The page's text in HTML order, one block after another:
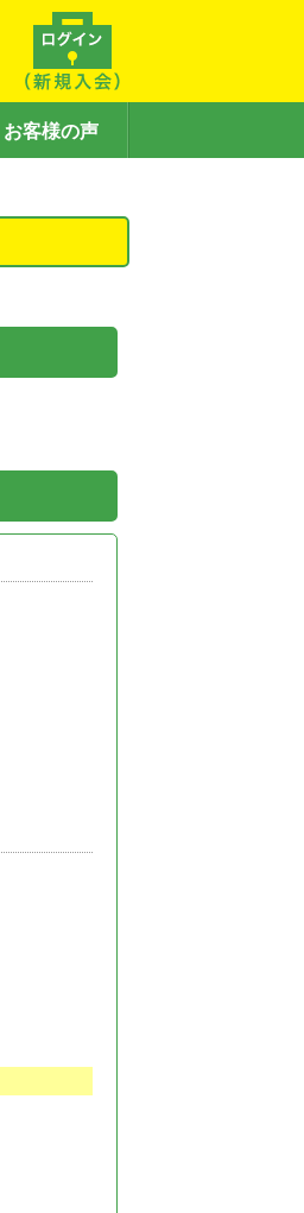
お客様の声